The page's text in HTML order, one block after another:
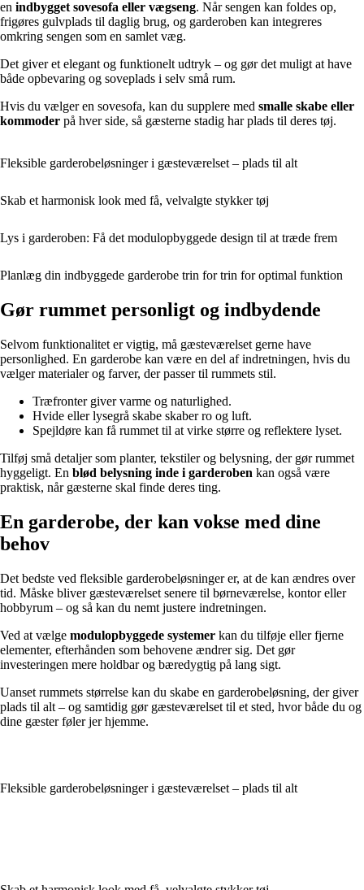
en indbygget sovesofa eller vægseng. Når sengen kan foldes op,
frigøres gulvplads til daglig brug, og garderoben kan integreres
omkring sengen som en samlet væg.
Det giver et elegant og funktionelt udtryk – og gør det muligt at have
både opbevaring og soveplads i selv små rum.
Hvis du vælger en sovesofa, kan du supplere med smalle skabe eller
kommoder på hver side, så gæsterne stadig har plads til deres tøj.
Fleksible garderobeløsninger i gæsteværelset – plads til alt
Skab et harmonisk look med få, velvalgte stykker tøj
Lys i garderoben: Få det modulopbyggede design til at træde frem
Planlæg din indbyggede garderobe trin for trin for optimal funktion
Gør rummet personligt og indbydende
Selvom funktionalitet er vigtig, må gæsteværelset gerne have
personlighed. En garderobe kan være en del af indretningen, hvis du
vælger materialer og farver, der passer til rummets stil.
Træfronter giver varme og naturlighed.
Hvide eller lysegrå skabe skaber ro og luft.
Spejldøre kan få rummet til at virke større og reflektere lyset.
Tilføj små detaljer som planter, tekstiler og belysning, der gør rummet
hyggeligt. En blød belysning inde i garderoben kan også være
praktisk, når gæsterne skal finde deres ting.
En garderobe, der kan vokse med dine
behov
Det bedste ved fleksible garderobeløsninger er, at de kan ændres over
tid. Måske bliver gæsteværelset senere til børneværelse, kontor eller
hobbyrum – og så kan du nemt justere indretningen.
Ved at vælge modulopbyggede systemer kan du tilføje eller fjerne
elementer, efterhånden som behovene ændrer sig. Det gør
investeringen mere holdbar og bæredygtig på lang sigt.
Uanset rummets størrelse kan du skabe en garderobeløsning, der giver
plads til alt – og samtidig gør gæsteværelset til et sted, hvor både du og
dine gæster føler jer hjemme.
Fleksible garderobeløsninger i gæsteværelset – plads til alt